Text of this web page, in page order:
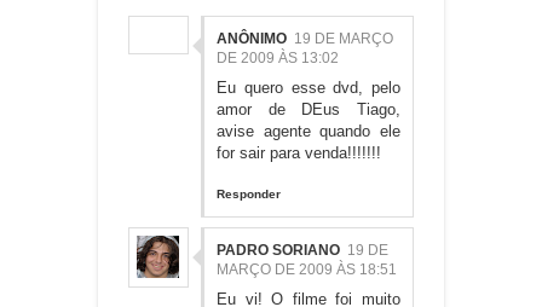
ANÔNIMO 19 DE MARÇO
DE 2009 ÀS 13:02
Eu quero esse dvd, pelo
amor de DEus Tiago,
avise agente quando ele
for sair para venda!!!!!!!
Responder
PADRO SORIANO 19 DE
MARÇO DE 2009 ÀS 18:51
Eu vi! O filme foi muito